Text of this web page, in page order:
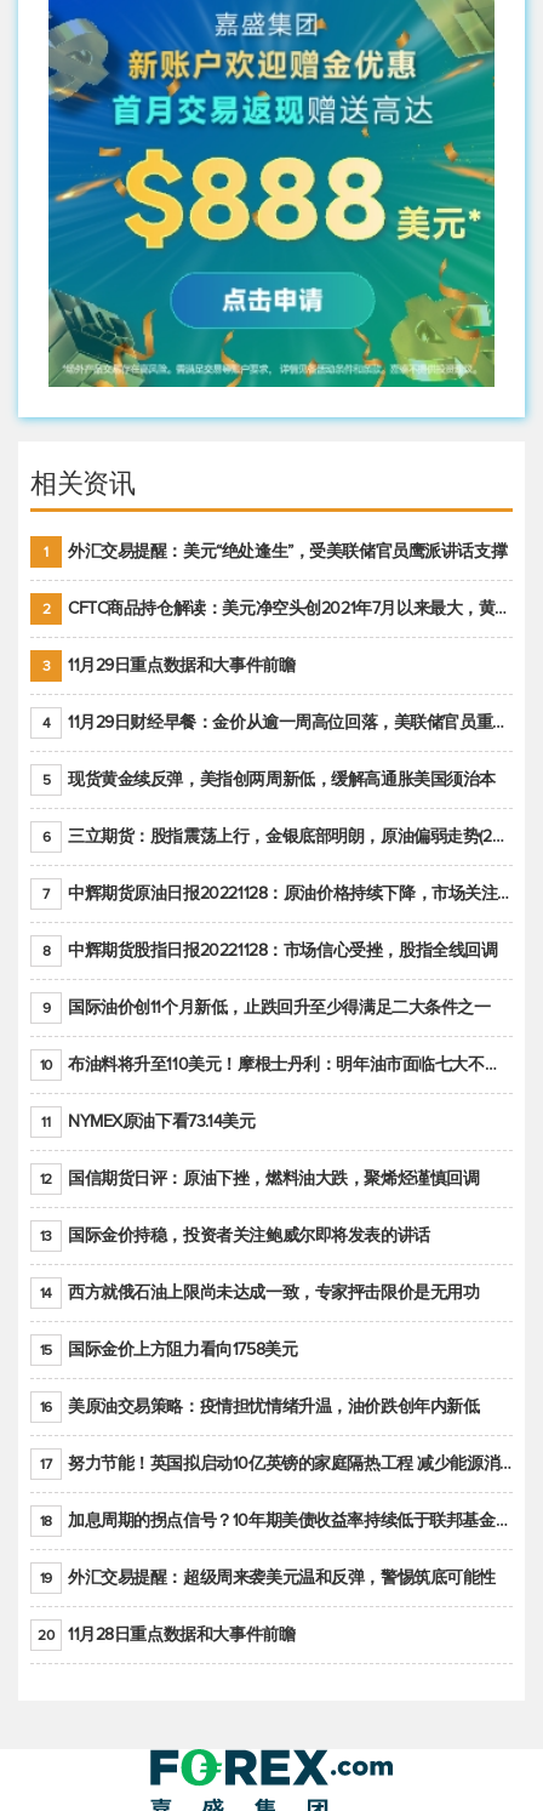
相关资讯
1 外汇交易提醒：美元“绝处逢生”，受美联储官员鹰派讲话支撑
2 CFTC商品持仓解读：美元净空头创2021年7月以来最大，黄金期货投机性净多头头寸减少
3 11月29日重点数据和大事件前瞻
4 11月29日财经早餐：金价从逾一周高位回落，美联储官员重申鹰派立场推动美元回升
5 现货黄金续反弹，美指创两周新低，缓解高通胀美国须治本
6 三立期货：股指震荡上行，金银底部明朗，原油偏弱走势(20221128收评)
7 中辉期货原油日报20221128：原油价格持续下降，市场关注OPEC+新一轮产能政策
8 中辉期货股指日报20221128：市场信心受挫，股指全线回调
9 国际油价创11个月新低，止跌回升至少得满足二大条件之一
10 布油料将升至110美元！摩根士丹利：明年油市面临七大不确定性
11 NYMEX原油下看73.14美元
12 国信期货日评：原油下挫，燃料油大跌，聚烯烃谨慎回调
13 国际金价持稳，投资者关注鲍威尔即将发表的讲话
14 西方就俄石油上限尚未达成一致，专家抨击限价是无用功
15 国际金价上方阻力看向1758美元
16 美原油交易策略：疫情担忧情绪升温，油价跌创年内新低
17 努力节能！英国拟启动10亿英镑的家庭隔热工程 减少能源消耗
18 加息周期的拐点信号？10年期美债收益率持续低于联邦基金利率目标区间
19 外汇交易提醒：超级周来袭美元温和反弹，警惕筑底可能性
20 11月28日重点数据和大事件前瞻